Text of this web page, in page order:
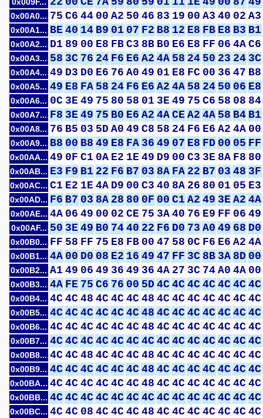
0x00A0... 75 C6 44 00 A2 50 46 83 19 00 A3 40 02 A3
0x00A1... BE 40 14 B9 01 07 F2 B8 12 E8 FB E8 B3 B1
0x00A2... D1 89 00 E8 FB C3 8B B0 E6 E8 FF 06 4A C6
0x00A3... 58 3C 76 24 F6 E6 A2 4A 58 24 50 23 24 3C
0x00A4... 49 D3 D0 E6 76 A0 49 01 E8 FC 00 36 47 B8
0x00A5... 49 E8 FA 58 24 F6 E6 A2 4A 58 24 50 06 E8
0x00A6... 0C 3E 49 75 80 58 01 3E 49 75 C6 58 08 84
0x00A7... F8 3E 49 75 B0 E6 A2 4A CE A2 4A 58 B4 B1
0x00A8... 76 B5 03 5D A0 49 C8 58 24 F6 E6 A2 4A 00
0x00A9... B8 00 B8 49 E8 FA 36 49 07 E8 FD 00 05 FF
0x00AA... 49 0F C1 0A E2 1E 49 D9 00 C3 3E 8A F8 80
0x00AB... E3 F9 B1 22 F6 B7 03 8A FA 22 B7 03 48 3F
0x00AC... C1 E2 1E 4A D9 00 C3 40 8A 26 80 01 05 E3
0x00AD... F6 B7 03 8A 28 80 0F 00 C1 A2 49 3E A2 4A
0x00AE... 4A 06 49 00 02 CE 75 3A 40 76 E9 FF 06 49
0x00AF... 50 3E 49 B0 74 40 22 F6 D0 73 A0 49 68 D0
0x00B0... FF 58 FF 75 E8 FB 00 47 58 0C F6 E6 A2 4A
0x00B1... 4A 00 D0 08 E2 16 49 47 FF 3C 8B 3A 8D 00
0x00B2... A1 49 06 49 36 49 36 4A 27 3C 74 A0 4A 00
0x00B3... 4A FE 75 C6 76 00 5D 4C 4C 4C 4C 4C 4C 4C
0x00B4... 4C 4C 48 4C 4C 4C 48 4C 4C 4C 4C 4C 4C 4C
0x00B5... 4C 4C 4C 4C 4C 4C 48 4C 4C 4C 4C 4C 4C 4C
0x00B6... 4C 4C 4C 4C 4C 4C 48 4C 4C 4C 4C 4C 4C 4C
0x00B7... 4C 4C 4C 4C 4C 4C 4C 4C 4C 4C 4C 4C 4C 4C
0x00B8... 4C 4C 48 4C 4C 4C 48 4C 4C 4C 4C 4C 4C 4C
0x00B9... 4C 4C 4C 4C 4C 4C 48 4C 4C 4C 4C 4C 4C 4C
0x00BA... 4C 4C 4C 4C 4C 4C 48 4C 4C 4C 4C 4C 4C 4C
0x00BB... 4C 4C 4C 4C 4C 4C 4C 4C 4C 4C 4C 4C 4C 4C
0x00BC... 4C 4C 08 4C 4C 4C 48 4C 4C 4C 4C 4C 4C 4C